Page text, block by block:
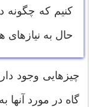
کنیم که چگونه
حال به نیازهای
چیزهایی وجود
گاه در مورد آنها